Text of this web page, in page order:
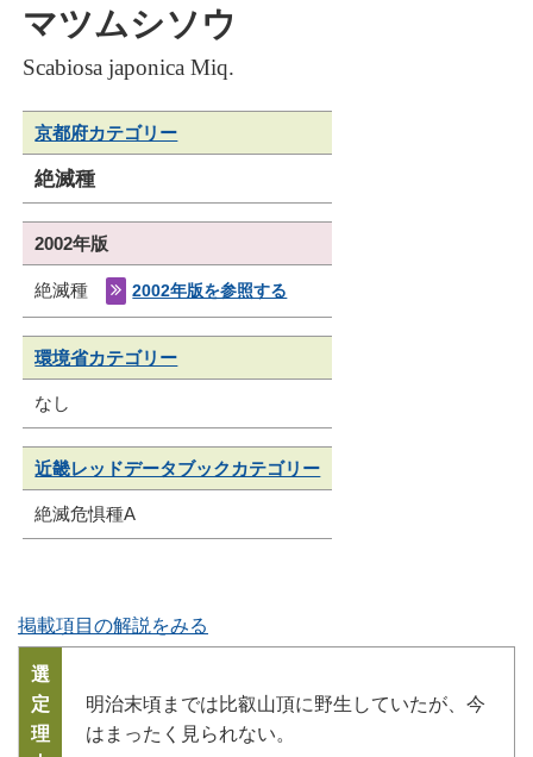
マツムシソウ
Scabiosa japonica Miq.
京都府カテゴリー
絶滅種
2002年版
絶滅種 2002年版を参照する
環境省カテゴリー
なし
近畿レッドデータブックカテゴリー
絶滅危惧種A
掲載項目の解説をみる
選
定
理
明治末頃までは比叡山頂に野生していたが、今
はまったく見られない。